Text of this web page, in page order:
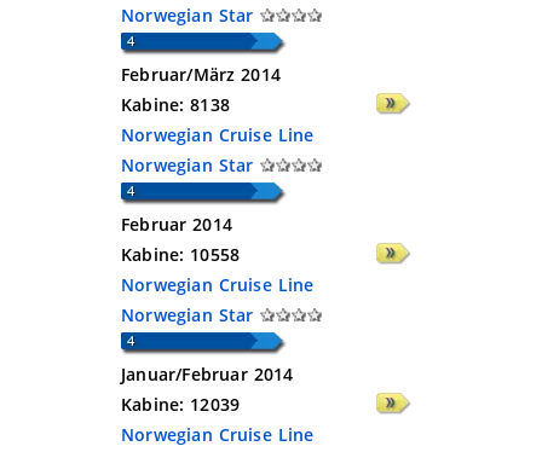
Norwegian Star
Februar/März 2014
Kabine:8138
Norwegian Cruise Line
Norwegian Star
Februar 2014
Kabine: 10558
Norwegian Cruise Line
Norwegian Star
Januar/Februar 2014
Kabine: 12039
Norwegian Cruise Line